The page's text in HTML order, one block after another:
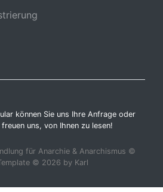
können Sie uns Ihre Anfrage oder
uns, von Ihnen zu lesen!
für Anarchie & Anarchismus ©
© 2026 by Karl